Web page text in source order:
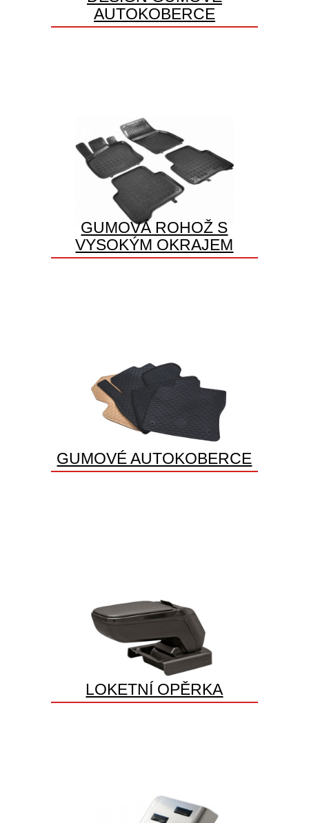
AUTOKOBERCE
GUMOVÁ ROHOŽ S
VYSOKÝM OKRAJEM
GUMOVÉ AUTOKOBERCE
LOKETNÍ OPĚRKA